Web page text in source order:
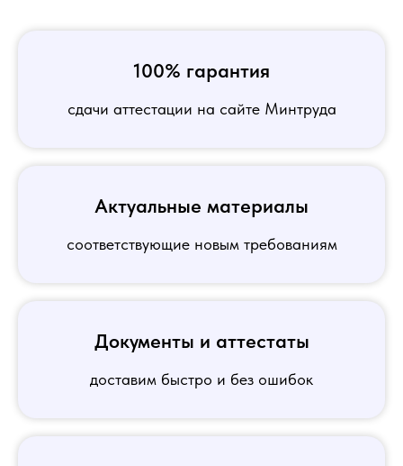
100% гарантия
сдачи аттестации на сайте Минтруда
Актуальные материалы
соответствующие новым требованиям
Документы и аттестаты
доставим быстро и без ошибок